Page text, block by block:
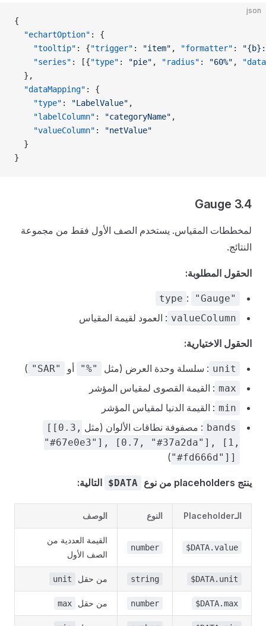
json
{
  "echartOption"
: {
    "tooltip"
: {"trigger" : "item" , "formatter" :
    "series"
: [{"type" : "pie" , "radius" : "60%" ,
  },
  "dataMapping"
: {
    "type"
: "LabelValue" ,
    "labelColumn"
: "categoryName" ,
    "valueColumn"
:
"netValue"
  }
}
3.4 Gauge
لمخططات المقياس. يستخدم الصف الأول فقط من مجموعة
النتائج.
الحقول المطلوبة:
type :
"Gauge"
valueColumn : العمود لقيمة المقياس
الحقول الاختيارية:
unit : سلسلة وحدة العرض (مثل "%" أو "SAR"
)
max : القيمة القصوى لمقياس المؤشر
min : القيمة الدنيا لمقياس المؤشر
bands : مصفوفة نطاقات الألوان (مثل [[0.3,
"#67e0e3"], [0.7, "#37a2da"], [1,
"#fd666d"]]
)
ينتج placeholders من نوع $DATA التالية:
الـPlaceholder النوع الوصف
$DATA.value
number
القيمة العددية من
الصف الأول
$DATA.unit
string من حقل unit
$DATA.max
number من حقل max